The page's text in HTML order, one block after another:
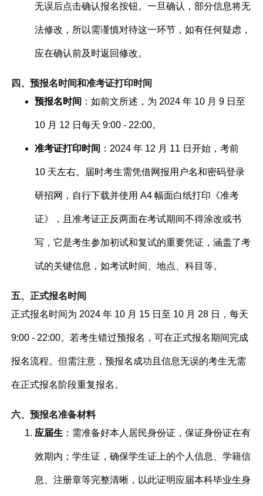
无误后点击确认报名按钮。一旦确认，部分信息将无
法修改，所以需谨慎对待这一环节，如有任何疑虑，
应在确认前及时返回修改。
四、预报名时间和准考证打印时间
预报名时间 ：如前文所述，为 2024 年 10 月 9 日至
10 月 12 日每天 9:00 - 22:00。
准考证打印时间 ：2024 年 12 月 11 日开始，考前
10 天左右。届时考生需凭借网报用户名和密码登录
研招网，自行下载并使用 A4 幅面白纸打印《准考
证》，且准考证正反两面在考试期间不得涂改或书
写，它是考生参加初试和复试的重要凭证，涵盖了考
试的关键信息，如考试时间、地点、科目等。
五、正式报名时间
正式报名时间为 2024 年 10 月 15 日至 10 月 28 日，每天
9:00 - 22:00。若考生错过预报名，可在正式报名期间完成
报名流程。但需注意，预报名成功且信息无误的考生无需
在正式报名阶段重复报名。
六、预报名准备材料
应届生 ：需准备好本人居民身份证，保证身份证在有
效期内；学生证，确保学生证上的个人信息、学籍信
息、注册章等完整清晰，以此证明应届本科毕业生身